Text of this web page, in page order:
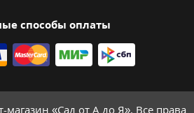
способы оплаты
магазин «Сад от А до Я». Все права